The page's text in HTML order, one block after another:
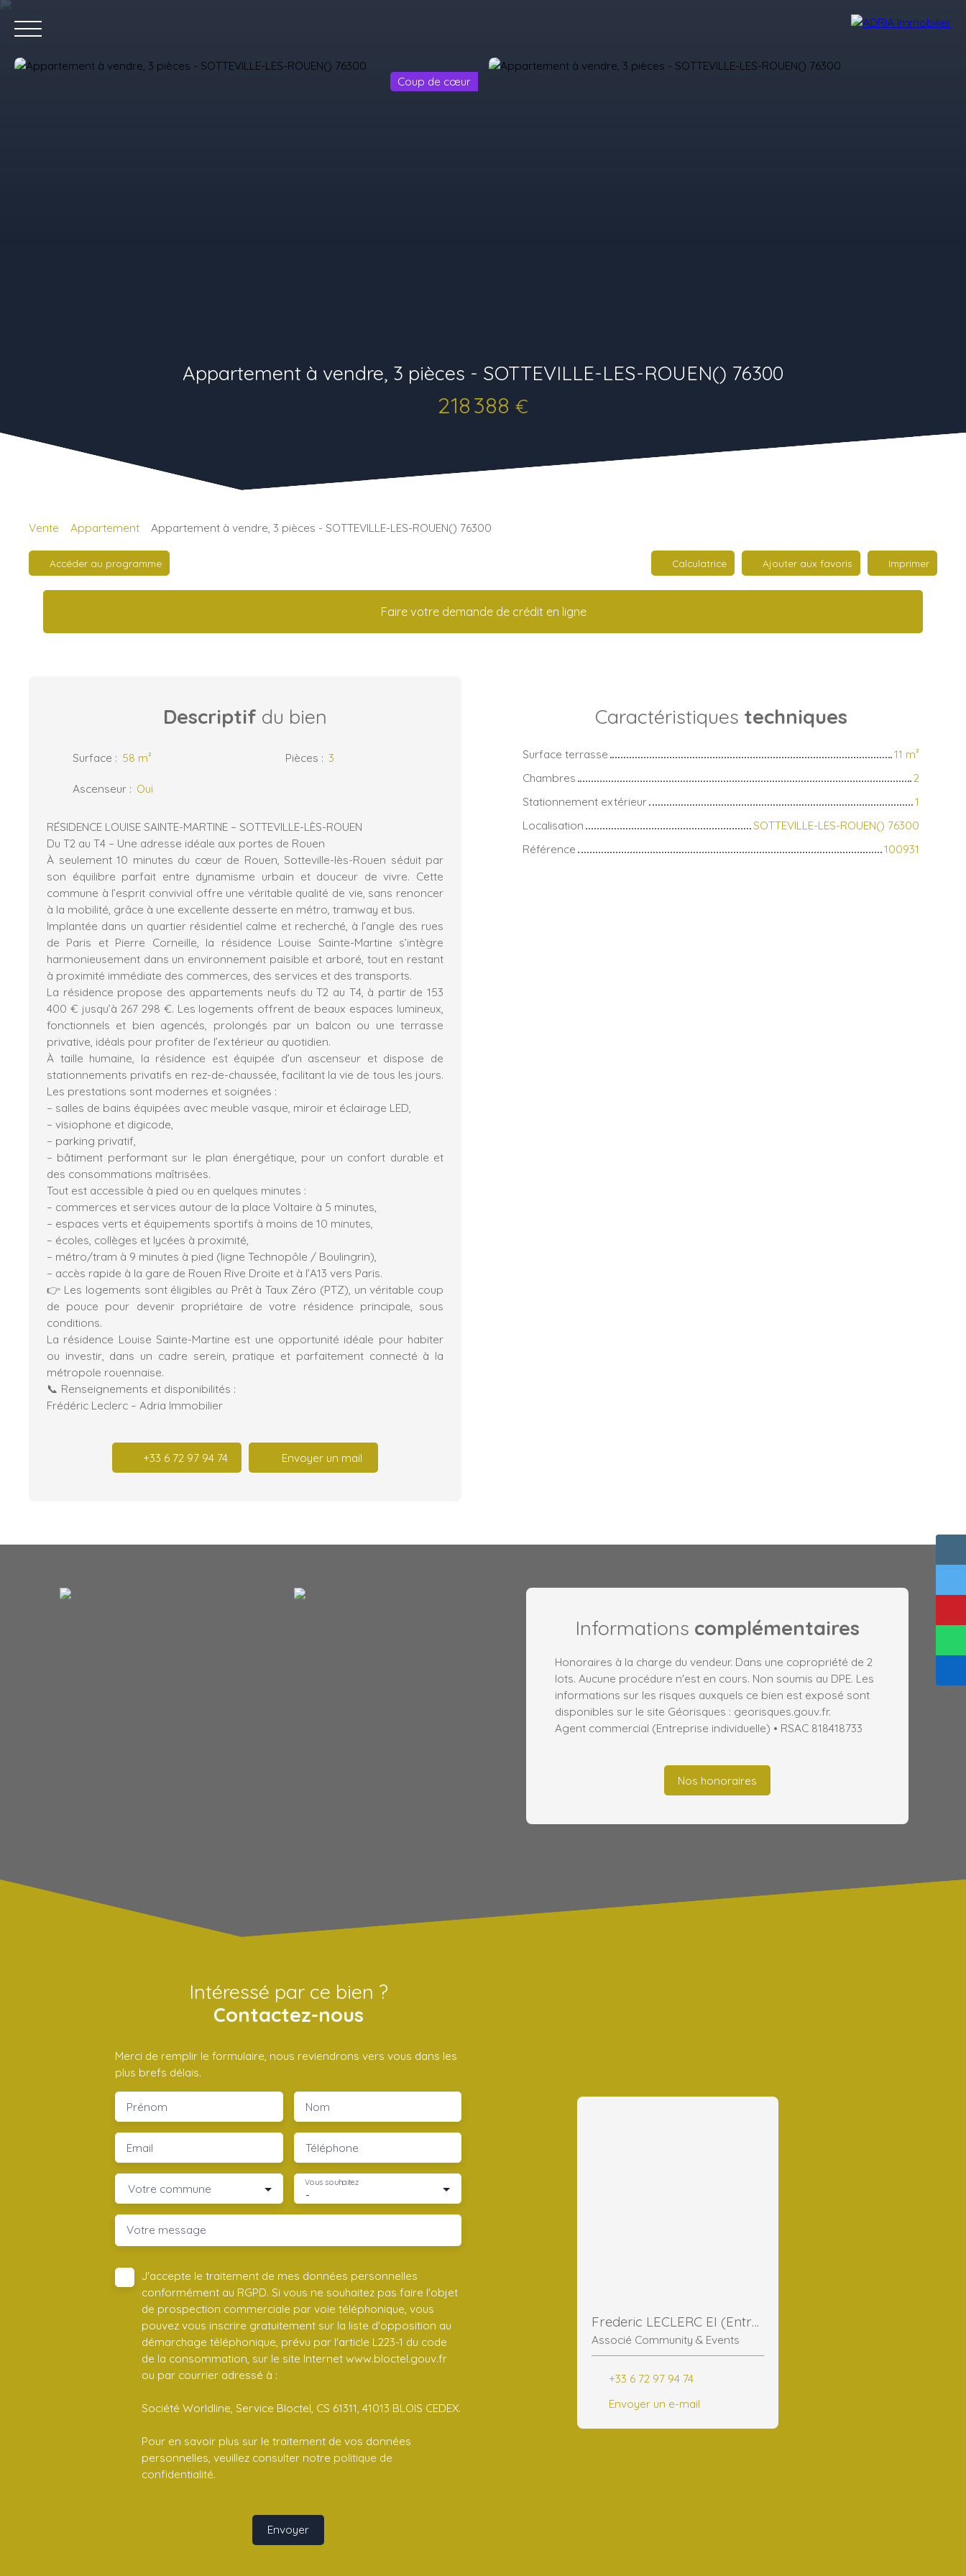
Coup de cœur
Appartement à vendre, 3 pièces - SOTTEVILLE-LES-ROUEN() 76300
218 388 €
Vente Appartement Appartement à vendre, 3 pièces - SOTTEVILLE-LES-ROUEN() 76300
Accéder au programme Calculatrice Ajouter aux favoris Imprimer
Faire votre demande de crédit en ligne
Descriptif du bien
Surface : 58 m² Pièces : 3
Ascenseur : Oui
RÉSIDENCE LOUISE SAINTE-MARTINE – SOTTEVILLE-LÈS-ROUEN
Du T2 au T4 – Une adresse idéale aux portes de Rouen
À seulement 10 minutes du cœur de Rouen, Sotteville-lès-Rouen séduit par
son équilibre parfait entre dynamisme urbain et douceur de vivre. Cette
commune à l’esprit convivial offre une véritable qualité de vie, sans renoncer
à la mobilité, grâce à une excellente desserte en métro, tramway et bus.
Implantée dans un quartier résidentiel calme et recherché, à l’angle des rues
de Paris et Pierre Corneille, la résidence Louise Sainte-Martine s’intègre
harmonieusement dans un environnement paisible et arboré, tout en restant
à proximité immédiate des commerces, des services et des transports.
La résidence propose des appartements neufs du T2 au T4, à partir de 153
400 € jusqu’à 267 298 €. Les logements offrent de beaux espaces lumineux,
fonctionnels et bien agencés, prolongés par un balcon ou une terrasse
privative, idéals pour profiter de l’extérieur au quotidien.
À taille humaine, la résidence est équipée d’un ascenseur et dispose de
stationnements privatifs en rez-de-chaussée, facilitant la vie de tous les jours.
Les prestations sont modernes et soignées :
– salles de bains équipées avec meuble vasque, miroir et éclairage LED,
– visiophone et digicode,
– parking privatif,
– bâtiment performant sur le plan énergétique, pour un confort durable et
des consommations maîtrisées.
Tout est accessible à pied ou en quelques minutes :
– commerces et services autour de la place Voltaire à 5 minutes,
– espaces verts et équipements sportifs à moins de 10 minutes,
– écoles, collèges et lycées à proximité,
– métro/tram à 9 minutes à pied (ligne Technopôle / Boulingrin),
– accès rapide à la gare de Rouen Rive Droite et à l’A13 vers Paris.
👉 Les logements sont éligibles au Prêt à Taux Zéro (PTZ), un véritable coup
de pouce pour devenir propriétaire de votre résidence principale, sous
conditions.
La résidence Louise Sainte-Martine est une opportunité idéale pour habiter
ou investir, dans un cadre serein, pratique et parfaitement connecté à la
métropole rouennaise.
📞 Renseignements et disponibilités :
Frédéric Leclerc – Adria Immobilier
+33 6 72 97 94 74 Envoyer un mail
Caractéristiques techniques
Surface terrasse 11 m²
Chambres
2
Stationnement extérieur
1
Localisation
SOTTEVILLE-LES-ROUEN() 76300
Référence
100931
Informations complémentaires
Honoraires à la charge du vendeur. Dans une copropriété de 2
lots. Aucune procédure n'est en cours. Non soumis au DPE. Les
informations sur les risques auxquels ce bien est exposé sont
disponibles sur le site Géorisques : georisques.gouv.fr.
Agent commercial (Entreprise individuelle) • RSAC 818418733
Nos honoraires
Intéressé par ce bien ?
Contactez-nous
Merci de remplir le formulaire, nous reviendrons vers vous dans les
plus brefs délais.
Prénom Nom
Email Téléphone
Votre commune -
Vous souhaitez
Votre message
J'accepte le traitement de mes données personnelles
conformément au RGPD. Si vous ne souhaitez pas faire l'objet
de prospection commerciale par voie téléphonique, vous
pouvez vous inscrire gratuitement sur la liste d'opposition au
démarchage téléphonique, prévu par l'article L223-1 du code
de la consommation, sur le site Internet www.bloctel.gouv.fr
ou par courrier adressé à :
Société Worldline, Service Bloctel, CS 61311, 41013 BLOIS CEDEX.
Pour en savoir plus sur le traitement de vos données
personnelles, veuillez consulter notre politique de
confidentialité.
Envoyer
Frederic LECLERC EI (Entreprise Individuelle)
Associé Community & Events
+33 6 72 97 94 74
Envoyer un e-mail